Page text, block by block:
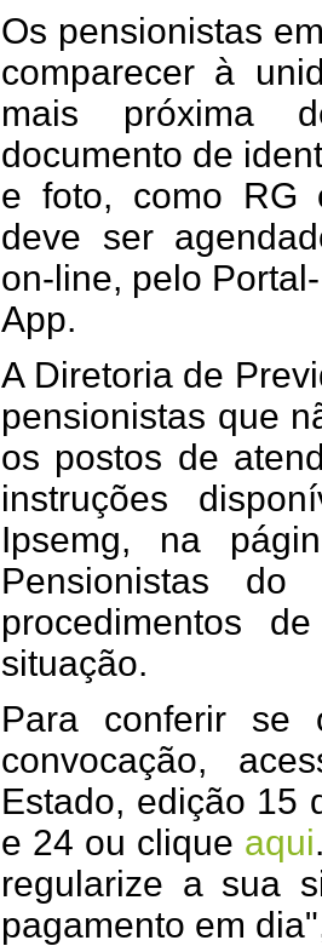
Os pensionistas
comparecer à
mais próxima
documento de
e foto, como RG
deve ser
on-line, pelo
App.
A Diretoria de
pensionistas que
os postos de
instruções
Ipsemg, na
Pensionistas
procedimentos
situação.
Para conferir se
convocação,
Estado, edição 15
e 24 ou clique aqui
regularize a sua
pagamento em